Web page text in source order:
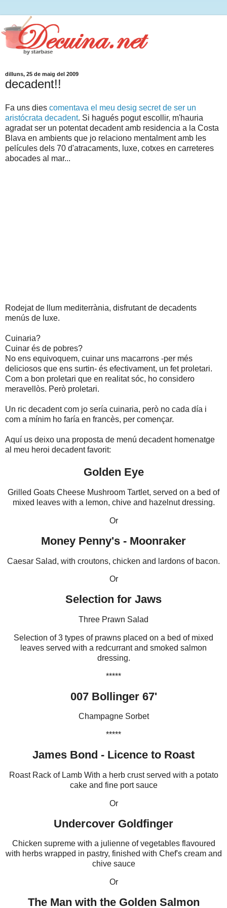
dilluns, 25 de maig del 2009
decadent!!
Fa uns dies comentava el meu desig secret de ser un
aristócrata decadent. Si hagués pogut escollir, m'hauria
agradat ser un potentat decadent amb residencia a la Costa
Blava en ambients que jo relaciono mentalment amb les
películes dels 70 d'atracaments, luxe, cotxes en carreteres
abocades al mar...
Rodejat de llum mediterrània, disfrutant de decadents
menús de luxe.
Cuinaria?
Cuinar és de pobres?
No ens equivoquem, cuinar uns macarrons -per més
deliciosos que ens surtin- és efectivament, un fet proletari.
Com a bon proletari que en realitat sóc, ho considero
meravellòs. Però proletari.
Un ric decadent com jo sería cuinaria, però no cada día i
com a mínim ho faría en francès, per començar.
Aquí us deixo una proposta de menú decadent homenatge
al meu heroi decadent favorit:
Golden Eye
Grilled Goats Cheese Mushroom Tartlet, served on a bed of
mixed leaves with a lemon, chive and hazelnut dressing.
Or
Money Penny's - Moonraker
Caesar Salad, with croutons, chicken and lardons of bacon.
Or
Selection for Jaws
Three Prawn Salad
Selection of 3 types of prawns placed on a bed of mixed
leaves served with a redcurrant and smoked salmon
dressing.
*****
007 Bollinger 67'
Champagne Sorbet
*****
James Bond - Licence to Roast
Roast Rack of Lamb With a herb crust served with a potato
cake and fine port sauce
Or
Undercover Goldfinger
Chicken supreme with a julienne of vegetables flavoured
with herbs wrapped in pastry, finished with Chef's cream and
chive sauce
Or
The Man with the Golden Salmon